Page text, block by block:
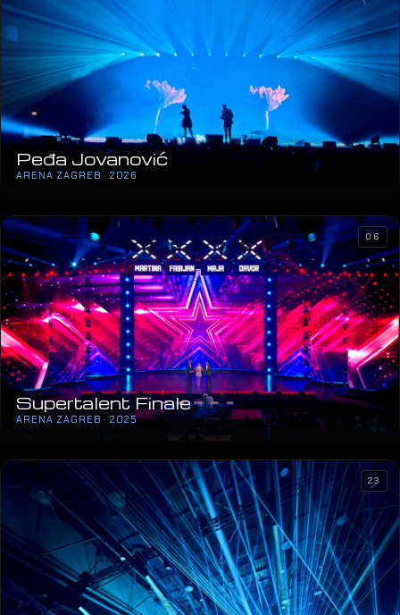
Peđa Jovanović
ARENA ZAGREB · 2026
Supertalent Finale
ARENA ZAGREB · 2025
06
23